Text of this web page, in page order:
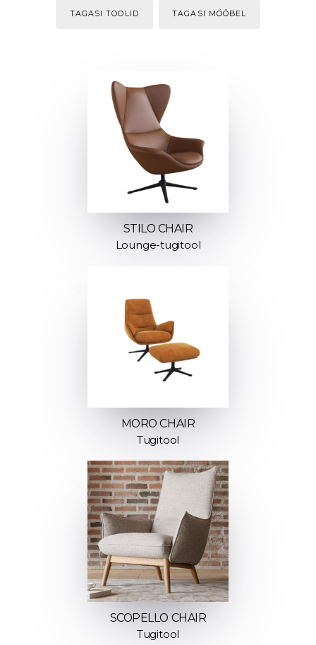
TAGASI TOOLID TAGASI MÖÖBEL
STILO CHAIR
Lounge-tugitool
MORO CHAIR
Tugitool
SCOPELLO CHAIR
Tugitool